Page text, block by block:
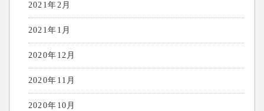
2021年2月
2021年1月
2020年12月
2020年11月
2020年10月